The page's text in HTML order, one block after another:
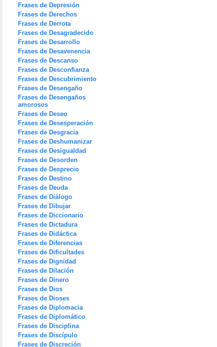
Frases de Depresión
Frases de Derechos
Frases de Derrota
Frases de Desagradecido
Frases de Desarrollo
Frases de Desavenencia
Frases de Descanso
Frases de Desconfianza
Frases de Descubrimiento
Frases de Desengaño
Frases de Desengaños
amorosos
Frases de Deseo
Frases de Desesperación
Frases de Desgracia
Frases de Deshumanizar
Frases de Desigualdad
Frases de Desorden
Frases de Desprecio
Frases de Destino
Frases de Deuda
Frases de Diálogo
Frases de Dibujar
Frases de Diccionario
Frases de Dictadura
Frases de Didáctica
Frases de Diferencias
Frases de Dificultades
Frases de Dignidad
Frases de Dilación
Frases de Dinero
Frases de Dios
Frases de Dioses
Frases de Diplomacia
Frases de Diplomático
Frases de Disciplina
Frases de Discípulo
Frases de Discreción